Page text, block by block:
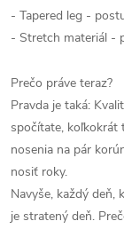
- Tapered leg -
- Stretch materiál -
Prečo práve teraz?
Pravda je taká:
spočítate, koľkokrát
nosenia na pár
nosiť roky.
Navyše, každý deň,
je stratený deň.